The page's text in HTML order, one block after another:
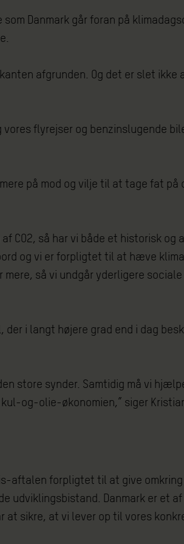
Danmark går foran på
afgrunden. Og det er slet
flyrejser og benzinslugende
på mod og vilje til at tage fat
CO2, så har vi både et historisk
og vi er forpligtet til at hæve
så vi undgår yderligere
i langt højere grad end i dag
store synder. Samtidig må vi
og-olie-økonomien,” siger
aftalen forpligtet til at give
udviklingsbistand. Danmark er et
sikre, at vi lever op til vores